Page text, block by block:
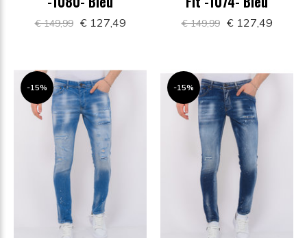
€ 149,99 € 127,49 € 149,99 € 127,49
-15% -15%